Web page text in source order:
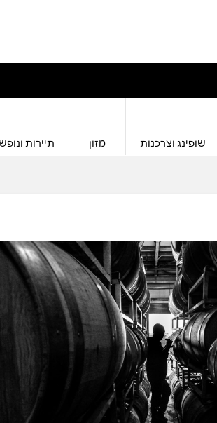
שופינג וצרכנות מזון תיירות